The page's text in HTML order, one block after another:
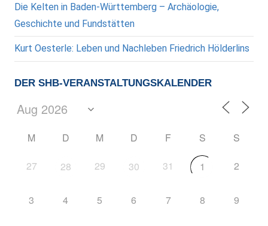
Die Kelten in Baden-Württemberg – Archäologie,
Geschichte und Fundstätten
Kurt Oesterle: Leben und Nachleben Friedrich Hölderlins
DER SHB-VERANSTALTUNGSKALENDER
M D M D F S S
27 28 29 30 31 1 2
3 4 5 6 7 8 9